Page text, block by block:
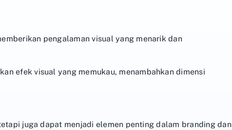
pengalaman visual yang menarik dan
efek visual yang memukau, menambahkan dimensi
juga dapat menjadi elemen penting dalam branding dan